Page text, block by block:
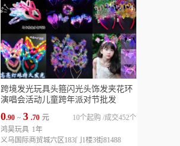
跨境发光玩具头箍闪光头饰发夹花环
演唱会活动儿童跨年派对节批发
0.90 ~ 3 .70 元 成交452个
10个起购 /
鸿昊玩具 1年
义乌国际商贸城六区183门1楼3街81488